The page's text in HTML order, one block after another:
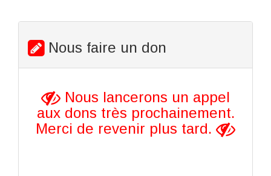
Nous faire un don
Nous lancerons un appel
aux dons très prochainement.
Merci de revenir plus tard.